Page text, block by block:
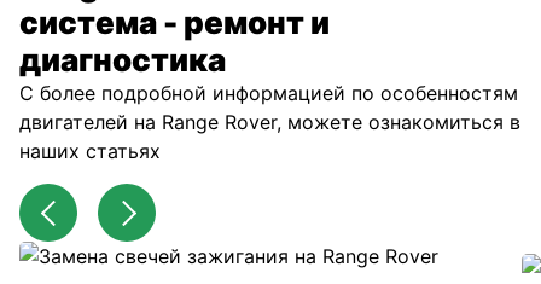
система - ремонт и
диагностика
С более подробной информацией по особенностям
двигателей на Range Rover, можете ознакомиться в
наших статьях